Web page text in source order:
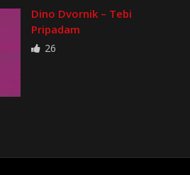
Dino Dvornik – Tebi
Pripadam
26